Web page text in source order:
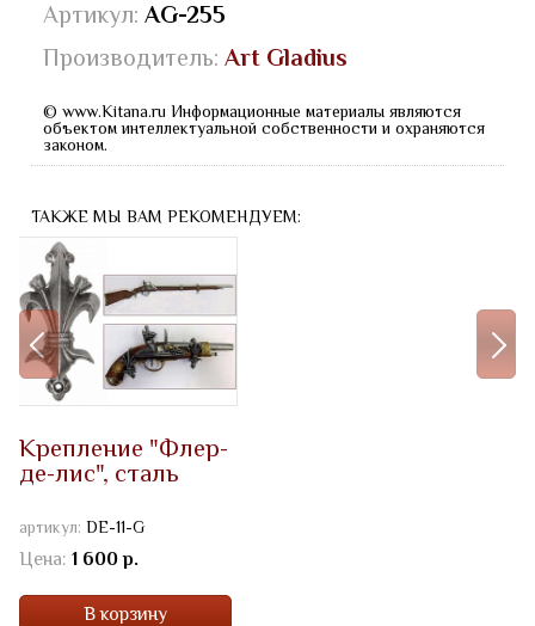
Артикул: AG-255
Производитель: Art Gladius
© www.Kitana.ru Информационные материалы являются
объектом интеллектуальной собственности и охраняются
законом.
ТАКЖЕ МЫ ВАМ РЕКОМЕНДУЕМ:
Крепление "Флер-
де-лис", сталь
артикул: DE-11-G
Цена: 1 600 р.
В корзину